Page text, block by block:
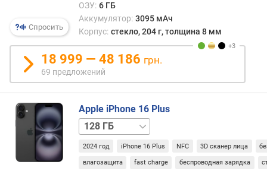
(
д
с
л
е
й
)
o
Спросить
ОЗУ: 6 ГБ
Аккумулятор: 3095 мАч
Корпус: стекло, 204 г, толщина 8 мм
18 999 — 48 186 грн.
69 предложений
Apple iPhone 16 Plus
256 ГБ512 ГБ
2024 год iPhone 16 Plus NFC 3D сканер лица
влагозащита fast charge беспроводная зарядка